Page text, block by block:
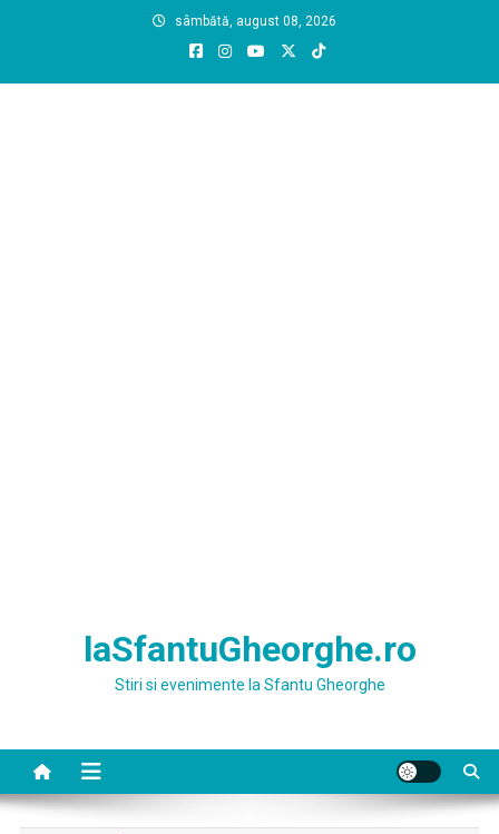
sâmbătă, august 08, 2026
laSfantuGheorghe.ro
Stiri si evenimente la Sfantu Gheorghe